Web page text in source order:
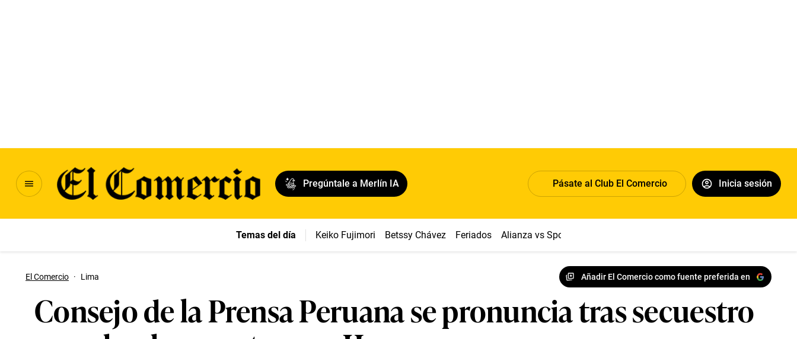
Pregúntale a Merlín IA Pásate al Club El Comercio Inicia sesión
Temas del día Keiko Fujimori Betssy Chávez Feriados Alianza vs Sport Boys
El Comercio · Lima Añadir El Comercio como fuente preferida en
Consejo de la Prensa Peruana se pronuncia tras secuestro